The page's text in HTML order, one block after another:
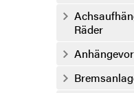
Räder